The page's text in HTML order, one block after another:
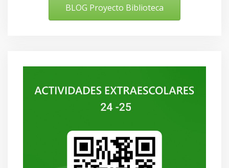
BLOG Proyecto Biblioteca